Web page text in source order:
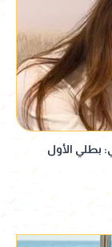
بطلي الأول